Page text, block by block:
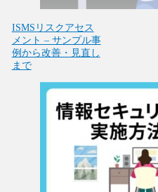
ISMSリスクアセス
メント – サンプル事
例から改善・見直し
まで